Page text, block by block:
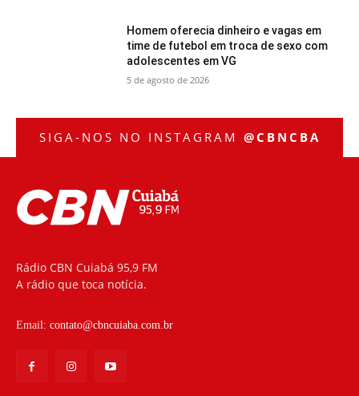
Homem oferecia dinheiro e vagas em
time de futebol em troca de sexo com
adolescentes em VG
5 de agosto de 2026
SIGA-NOS NO INSTAGRAM @CBNCBA
Rádio CBN Cuiabá 95,9 FM
A rádio que toca notícia.
Email: contato@cbncuiaba.com.br